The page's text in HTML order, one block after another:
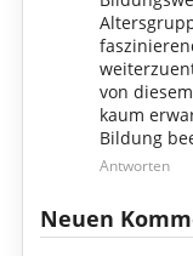
von
kaum
Bildung
Antworten
Neuen